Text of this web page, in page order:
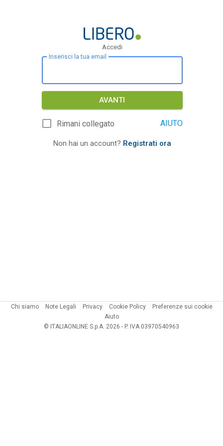
Accedi
Inserisci la tua email
AVANTI
Rimani collegato AIUTO
Non hai un account? Registrati ora
Chi siamo Note Legali Privacy Cookie Policy
Preferenze sui cookie
Aiuto
© ITALIAONLINE S.p.A. 2026 - P. IVA 03970540963